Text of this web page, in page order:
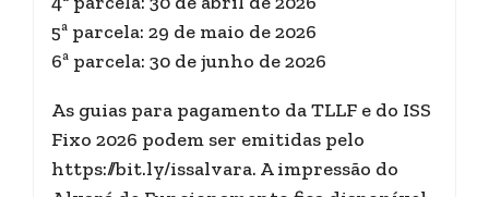
5ª parcela: 29 de maio de 2026
6ª parcela: 30 de junho de 2026
As guias para pagamento da TLLF e do ISS
Fixo 2026 podem ser emitidas pelo
https://bit.ly/issalvara. A impressão do